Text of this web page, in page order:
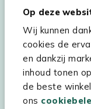
Op deze
Wij kunnen
cookies de
en dankzij
inhoud tonen
de beste
ons
Hulp & service
Assortiment
Kees Smit
Experience